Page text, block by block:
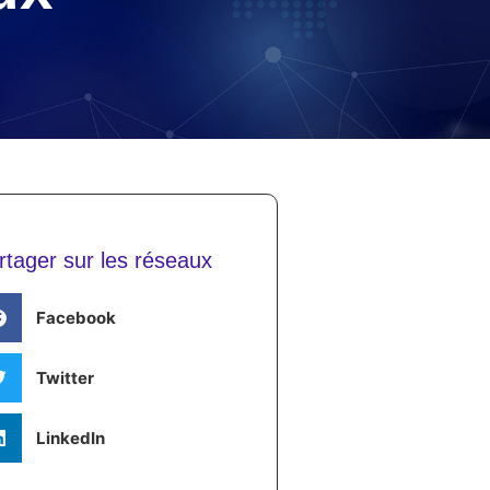
sur les réseaux
Facebook
Twitter
LinkedIn